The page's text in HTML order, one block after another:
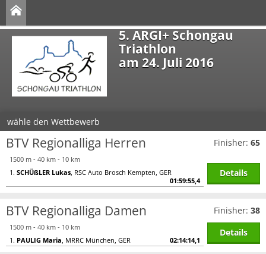
5. ARGI+ Schongau
Triathlon
am 24. Juli 2016
wähle den Wettbewerb
BTV Regionalliga Herren
1500 m - 40 km - 10 km
1. SCHÜßLER Lukas, RSC Auto Brosch Kempten, GER
01:59:55,4
Finisher: 65
Details
BTV Regionalliga Damen
1500 m - 40 km - 10 km
1. PAULIG Maria, MRRC München, GER 02:14:14,1
Finisher: 38
Details